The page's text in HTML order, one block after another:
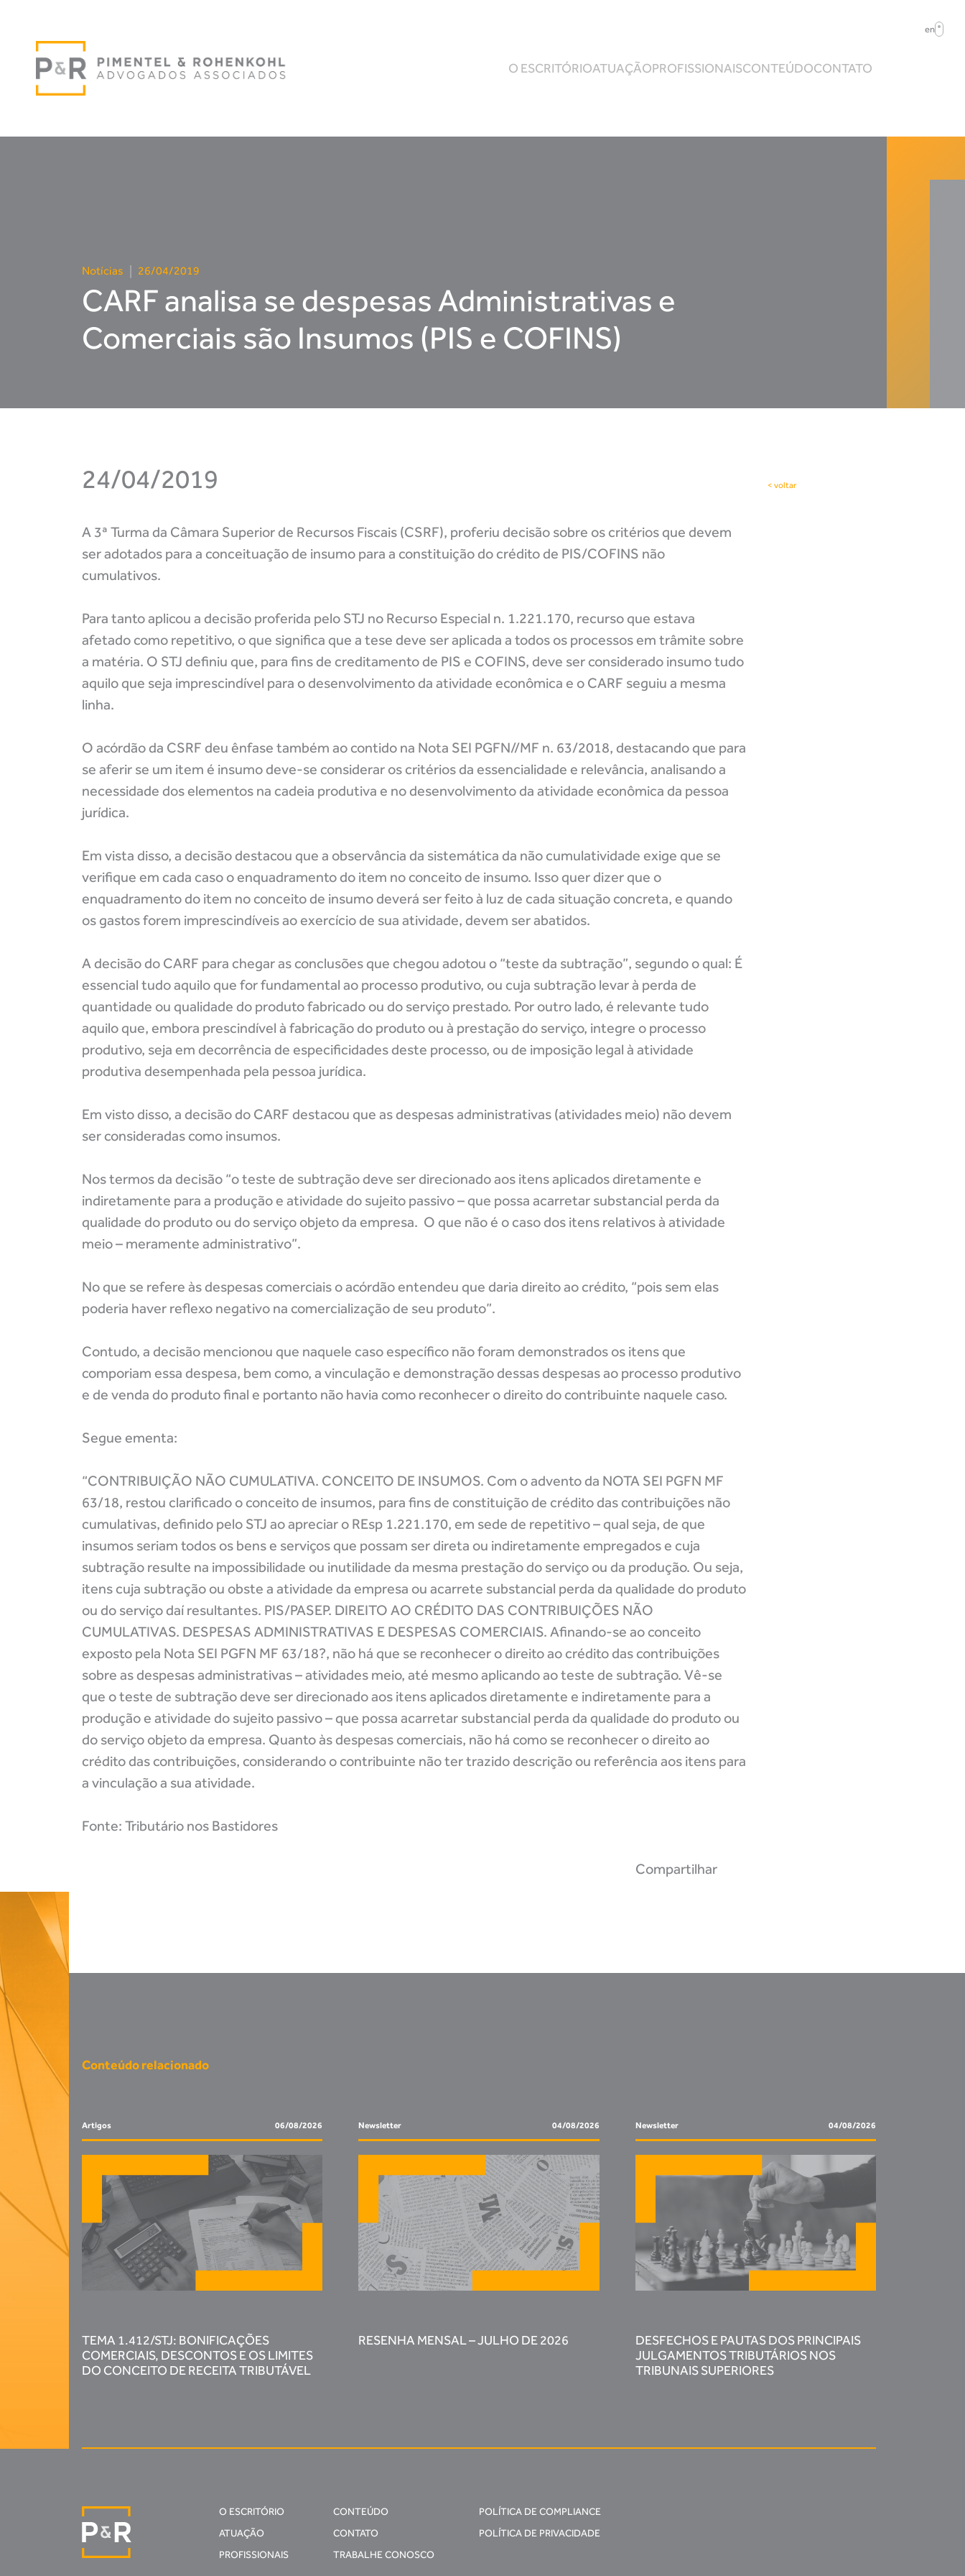
en
O ESCRITÓRIOATUAÇÃOPROFISSIONAISCONTEÚDOCONTATO
Notícias 26/04/2019
CARF analisa se despesas Administrativas e
Comerciais são Insumos (PIS e COFINS)
24/04/2019
A 3ª Turma da Câmara Superior de Recursos Fiscais (CSRF), proferiu decisão sobre os critérios que devem
ser adotados para a conceituação de insumo para a constituição do crédito de PIS/COFINS não
cumulativos.
Para tanto aplicou a decisão proferida pelo STJ no Recurso Especial n. 1.221.170, recurso que estava
afetado como repetitivo, o que significa que a tese deve ser aplicada a todos os processos em trâmite sobre
a matéria. O STJ definiu que, para fins de creditamento de PIS e COFINS, deve ser considerado insumo tudo
aquilo que seja imprescindível para o desenvolvimento da atividade econômica e o CARF seguiu a mesma
linha.
O acórdão da CSRF deu ênfase também ao contido na Nota SEI PGFN//MF n. 63/2018, destacando que para
se aferir se um item é insumo deve-se considerar os critérios da essencialidade e relevância, analisando a
necessidade dos elementos na cadeia produtiva e no desenvolvimento da atividade econômica da pessoa
jurídica.
Em vista disso, a decisão destacou que a observância da sistemática da não cumulatividade exige que se
verifique em cada caso o enquadramento do item no conceito de insumo. Isso quer dizer que o
enquadramento do item no conceito de insumo deverá ser feito à luz de cada situação concreta, e quando
os gastos forem imprescindíveis ao exercício de sua atividade, devem ser abatidos.
A decisão do CARF para chegar as conclusões que chegou adotou o “teste da subtração”, segundo o qual: É
essencial tudo aquilo que for fundamental ao processo produtivo, ou cuja subtração levar à perda de
quantidade ou qualidade do produto fabricado ou do serviço prestado. Por outro lado, é relevante tudo
aquilo que, embora prescindível à fabricação do produto ou à prestação do serviço, integre o processo
produtivo, seja em decorrência de especificidades deste processo, ou de imposição legal à atividade
produtiva desempenhada pela pessoa jurídica.
Em visto disso, a decisão do CARF destacou que as despesas administrativas (atividades meio) não devem
ser consideradas como insumos.
Nos termos da decisão “o teste de subtração deve ser direcionado aos itens aplicados diretamente e
indiretamente para a produção e atividade do sujeito passivo – que possa acarretar substancial perda da
qualidade do produto ou do serviço objeto da empresa. O que não é o caso dos itens relativos à atividade
meio – meramente administrativo”.
No que se refere às despesas comerciais o acórdão entendeu que daria direito ao crédito, “pois sem elas
poderia haver reflexo negativo na comercialização de seu produto”.
Contudo, a decisão mencionou que naquele caso específico não foram demonstrados os itens que
comporiam essa despesa, bem como, a vinculação e demonstração dessas despesas ao processo produtivo
e de venda do produto final e portanto não havia como reconhecer o direito do contribuinte naquele caso.
Segue ementa:
“CONTRIBUIÇÃO NÃO CUMULATIVA. CONCEITO DE INSUMOS. Com o advento da NOTA SEI PGFN MF
63/18, restou clarificado o conceito de insumos, para fins de constituição de crédito das contribuições não
cumulativas, definido pelo STJ ao apreciar o REsp 1.221.170, em sede de repetitivo – qual seja, de que
insumos seriam todos os bens e serviços que possam ser direta ou indiretamente empregados e cuja
subtração resulte na impossibilidade ou inutilidade da mesma prestação do serviço ou da produção. Ou seja,
itens cuja subtração ou obste a atividade da empresa ou acarrete substancial perda da qualidade do produto
ou do serviço daí resultantes. PIS/PASEP. DIREITO AO CRÉDITO DAS CONTRIBUIÇÕES NÃO
CUMULATIVAS. DESPESAS ADMINISTRATIVAS E DESPESAS COMERCIAIS. Afinando-se ao conceito
exposto pela Nota SEI PGFN MF 63/18?, não há que se reconhecer o direito ao crédito das contribuições
sobre as despesas administrativas – atividades meio, até mesmo aplicando ao teste de subtração. Vê-se
que o teste de subtração deve ser direcionado aos itens aplicados diretamente e indiretamente para a
produção e atividade do sujeito passivo – que possa acarretar substancial perda da qualidade do produto ou
do serviço objeto da empresa. Quanto às despesas comerciais, não há como se reconhecer o direito ao
crédito das contribuições, considerando o contribuinte não ter trazido descrição ou referência aos itens para
a vinculação a sua atividade.
Fonte: Tributário nos Bastidores
Compartilhar
< voltar
Conteúdo relacionado
Artigos 06/08/2026
TEMA 1.412/STJ: BONIFICAÇÕES
COMERCIAIS, DESCONTOS E OS LIMITES
DO CONCEITO DE RECEITA TRIBUTÁVEL
Newsletter 04/08/2026
RESENHA MENSAL – JULHO DE 2026
Newsletter 04/08/2026
DESFECHOS E PAUTAS DOS PRINCIPAIS
JULGAMENTOS TRIBUTÁRIOS NOS
TRIBUNAIS SUPERIORES
O ESCRITÓRIO
ATUAÇÃO
PROFISSIONAIS
CONTEÚDO
CONTATO
TRABALHE CONOSCO
POLÍTICA DE COMPLIANCE
POLÍTICA DE PRIVACIDADE